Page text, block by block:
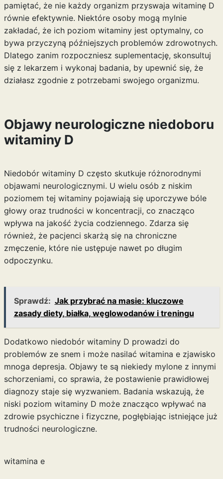
pamiętać, że nie każdy organizm przyswaja witaminę D
równie efektywnie. Niektóre osoby mogą mylnie
zakładać, że ich poziom witaminy jest optymalny, co
bywa przyczyną późniejszych problemów zdrowotnych.
Dlatego zanim rozpoczniesz suplementację, skonsultuj
się z lekarzem i wykonaj badania, by upewnić się, że
działasz zgodnie z potrzebami swojego organizmu.
Objawy neurologiczne niedoboru
witaminy D
Niedobór witaminy D często skutkuje różnorodnymi
objawami neurologicznymi. U wielu osób z niskim
poziomem tej witaminy pojawiają się uporczywe bóle
głowy oraz trudności w koncentracji, co znacząco
wpływa na jakość życia codziennego. Zdarza się
również, że pacjenci skarżą się na chroniczne
zmęczenie, które nie ustępuje nawet po długim
odpoczynku.
Sprawdź: Jak przybrać na masie: kluczowe
zasady diety, białka, węglowodanów i treningu
Dodatkowo niedobór witaminy D prowadzi do
problemów ze snem i może nasilać witamina ezjawisko
mnoga depresja. Objawy te są niekiedy mylone z innymi
schorzeniami, co sprawia, że postawienie prawidłowej
diagnozy staje się wyzwaniem. Badania wskazują, że
niski poziom witaminy D może znacząco wpływać na
zdrowie psychiczne i fizyczne, pogłębiając istniejące już
trudności neurologiczne.
witamina e